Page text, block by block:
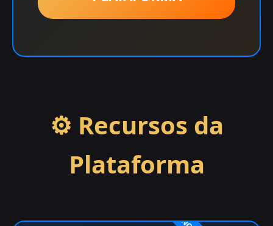
⚙️ Recursos da
Plataforma